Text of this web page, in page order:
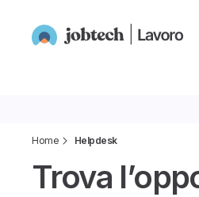
Home Helpdesk
Trova